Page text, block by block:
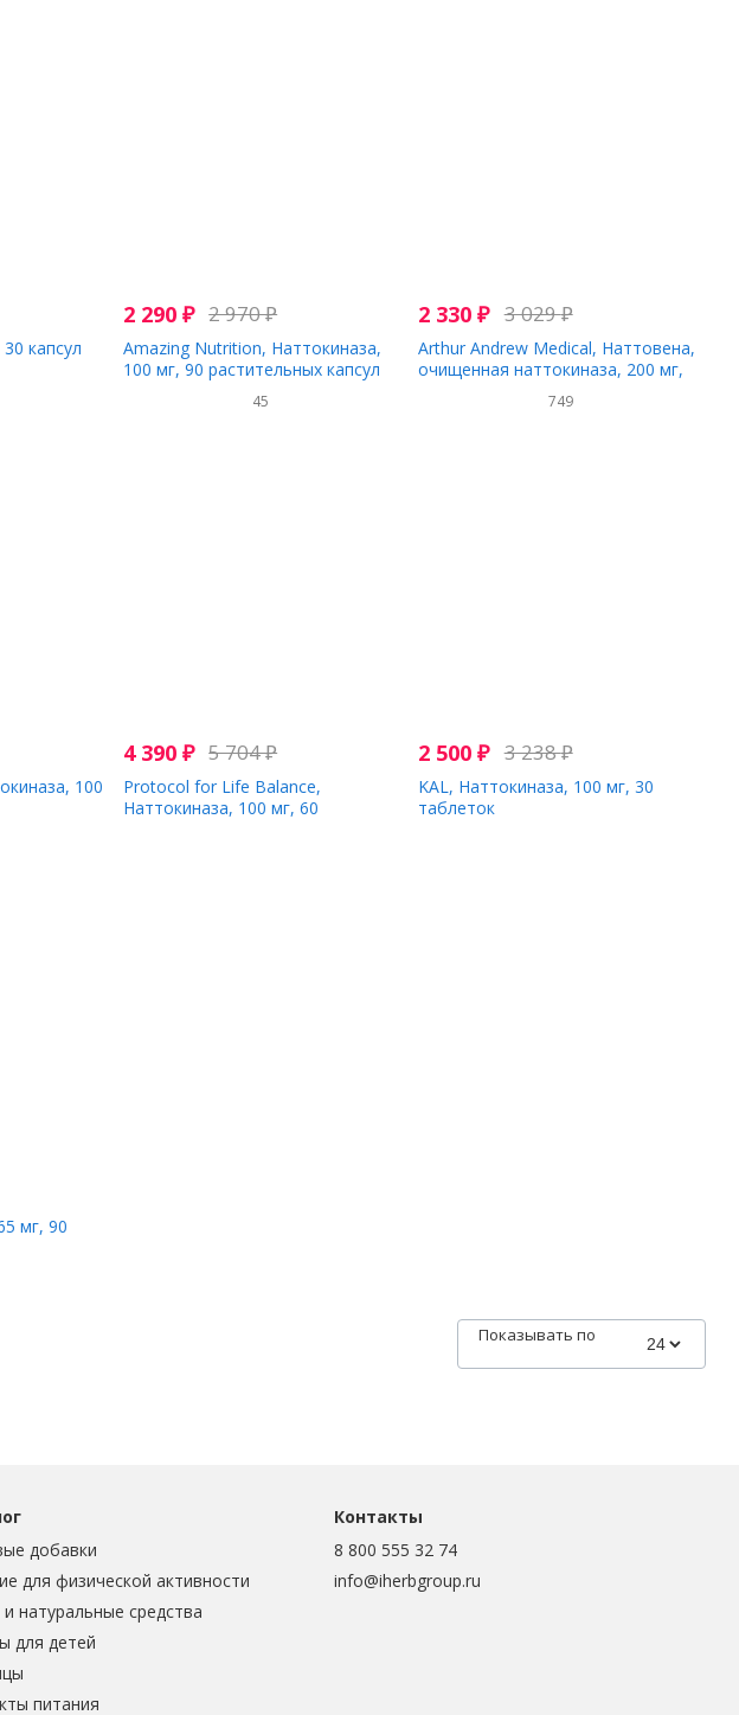
капсул
2 290 ₽ 2 970₽
Amazing Nutrition, Наттокиназа,
100 мг, 90 растительных капсул
45
2 330₽ 3 029₽
Arthur Andrew Medical, Наттовена,
очищенная наттокиназа, 200 мг,
749
100
4 390 ₽ 5 704₽
Protocol for Life Balance,
Наттокиназа, 100 мг, 60
2 500₽ 3 238₽
KAL, Наттокиназа, 100 мг, 30
таблеток
мг, 90
Показывать по
добавки
для физической активности
натуральные средства
для детей
питания
Контакты
8 800 555 32 74
info@iherbgroup.ru